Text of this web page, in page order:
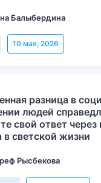
Балыбердина
10 мая, 2026
разница в
людей
свой ответ через
в светской жизни
Рысбекова